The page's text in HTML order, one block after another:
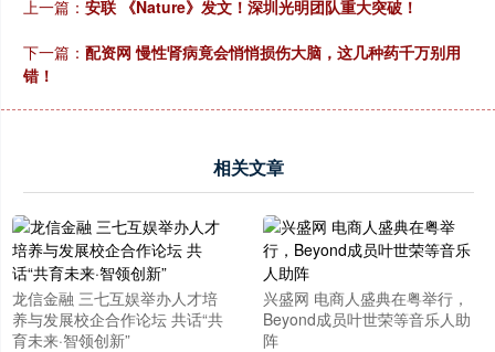
上一篇： 安联 《Nature》发文！深圳光明团队重大突破！
下一篇： 配资网 慢性肾病竟会悄悄损伤大脑，这几种药千万别用
错！
相关文章
龙信金融 三七互娱举办人才培
养与发展校企合作论坛 共话“共
育未来·智领创新”
兴盛网 电商人盛典在粤举行，
Beyond成员叶世荣等音乐人助
阵